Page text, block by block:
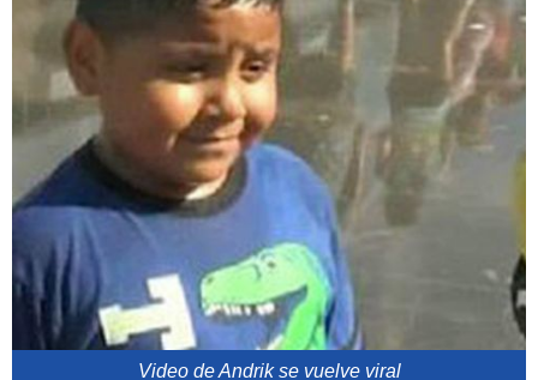
Video de Andrik se vuelve viral